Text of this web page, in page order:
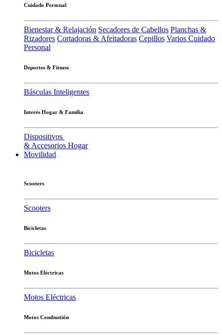
Cuidado Personal
Bienestar & Relajación Secadores de Cabellos Planchas &
Rizadores Cortadoras & Afeitadoras Cepillos Varios Cuidado
Personal
Deportes & Fitness
Básculas Inteligentes
Interés Hogar & Familia
Dispositivos
& Accesorios Hogar
Movilidad
Scooters
Scooters
Bicicletas
Bicicletas
Motos Eléctricas
Motos Eléctricas
Motos Combustión